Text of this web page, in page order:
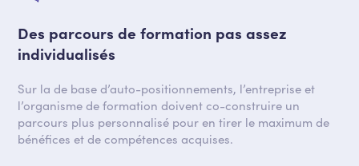
Des parcours de formation pas assez
individualisés
Sur la de base d’auto-positionnements, l’entreprise et
l’organisme de formation doivent co-construire un
parcours plus personnalisé pour en tirer le maximum de
bénéfices et de compétences acquises.